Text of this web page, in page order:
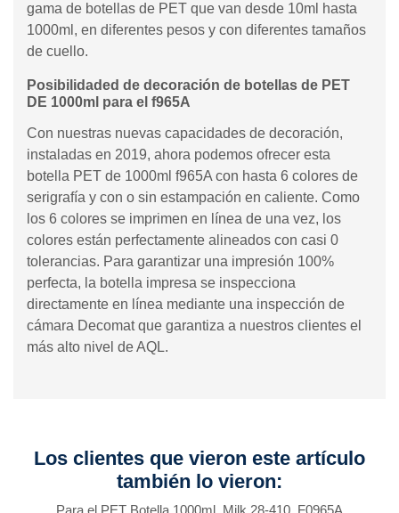
gama de botellas de PET que van desde 10ml hasta
1000ml, en diferentes pesos y con diferentes tamaños
de cuello.
Posibilidaded de decoración de botellas de PET
DE 1000ml para el f965A
Con nuestras nuevas capacidades de decoración,
instaladas en 2019, ahora podemos ofrecer esta
botella PET de 1000ml f965A con hasta 6 colores de
serigrafía y con o sin estampación en caliente. Como
los 6 colores se imprimen en línea de una vez, los
colores están perfectamente alineados con casi 0
tolerancias. Para garantizar una impresión 100%
perfecta, la botella impresa se inspecciona
directamente en línea mediante una inspección de
cámara Decomat que garantiza a nuestros clientes el
más alto nivel de AQL.
Los clientes que vieron este artículo
también lo vieron:
Para el PET Botella 1000ml, Milk 28-410, F0965A